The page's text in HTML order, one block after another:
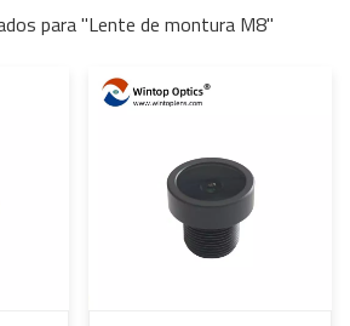
para "Lente de montura M8"